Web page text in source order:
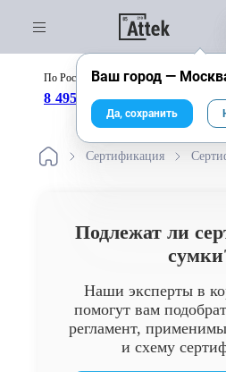
По России бесплатно:
8 495 246-04-43
Сертификация
Подлежат ли
Наши эксперты в
помогут вам
регламент,
и схему
Ваш город —
Да, сохранить